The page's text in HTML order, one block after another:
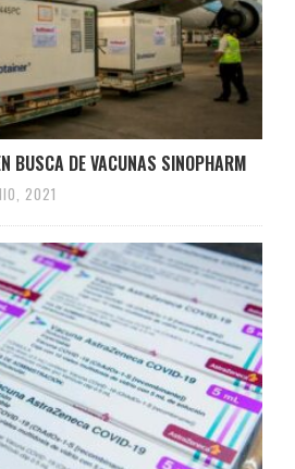
BUSCA DE VACUNAS SINOPHARM
2021